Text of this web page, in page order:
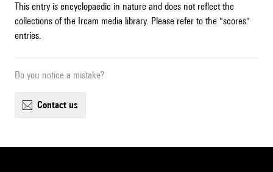
This entry is encyclopaedic in nature and does not reflect the
collections of the Ircam media library. Please refer to the "scores"
entries.
Do you notice a mistake?
contact us